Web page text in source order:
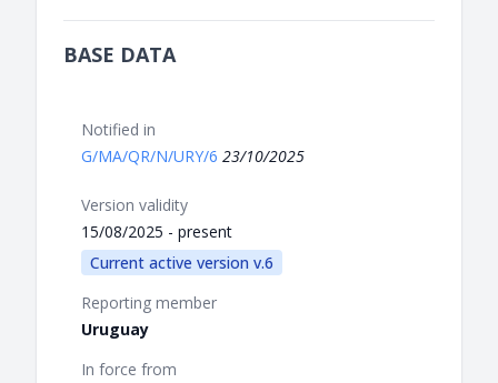
BASE DATA
Notified in
G/MA/QR/N/URY/6 23/10/2025
Version validity
15/08/2025 - present
Current active version v.6
Reporting member
Uruguay
In force from